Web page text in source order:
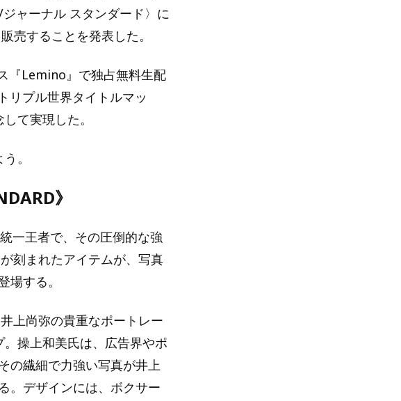
ャーナル スタンダード〉に
売することを発表した。
『Lemino』で独占無料生配
プル世界タイトルマッ
て実現した。
。
》
一王者で、その圧倒的な強
刻まれたアイテムが、写真
する。
上尚弥の貴重なポートレー
操上和美氏は、広告界やポ
の繊細で力強い写真が井上
。デザインには、ボクサー